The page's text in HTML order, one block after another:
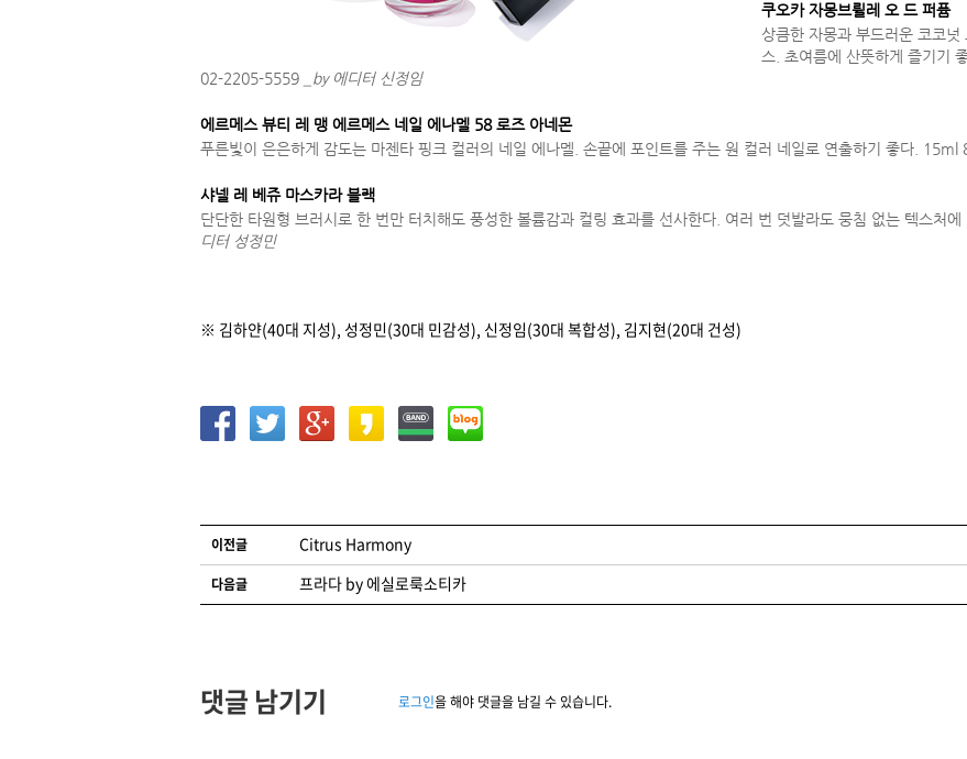
쿠오카 자몽브륄레 오 드 퍼퓸
상큼한 자몽과 부드러운 코코
스. 초여름에 산뜻하게 즐기기
02-2205-5559
_by 에디터 신정임
에르메스 뷰티 레 맹 에르메스 네일 에나멜 58 로즈 아네몬
푸른빛이 은은하게 감도는 마젠타 핑크 컬러의 네일 에나멜. 손끝에 포인트를 주는 원 컬러 네일로 연출하기 좋다.
샤넬 레 베쥬 마스카라 블랙
단단한 타원형 브러시로 한 번만 터치해도 풍성한 볼륨감과 컬링 효과를 선사한다. 여러 번 덧발라도 뭉침 없는 텍스처
디터 성정민
※ 김하얀(40대 지성), 성정민(30대 민감성), 신정임(30대 복합성), 김지현(20대 건성)
글 네비게이션
이전글 Citrus Harmony
다음글 프라다 by 에실로룩소티카
댓글 남기기 로그인을 해야 댓글을 남길 수 있습니다.